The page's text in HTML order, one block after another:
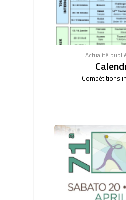
Actualité
Compétitions